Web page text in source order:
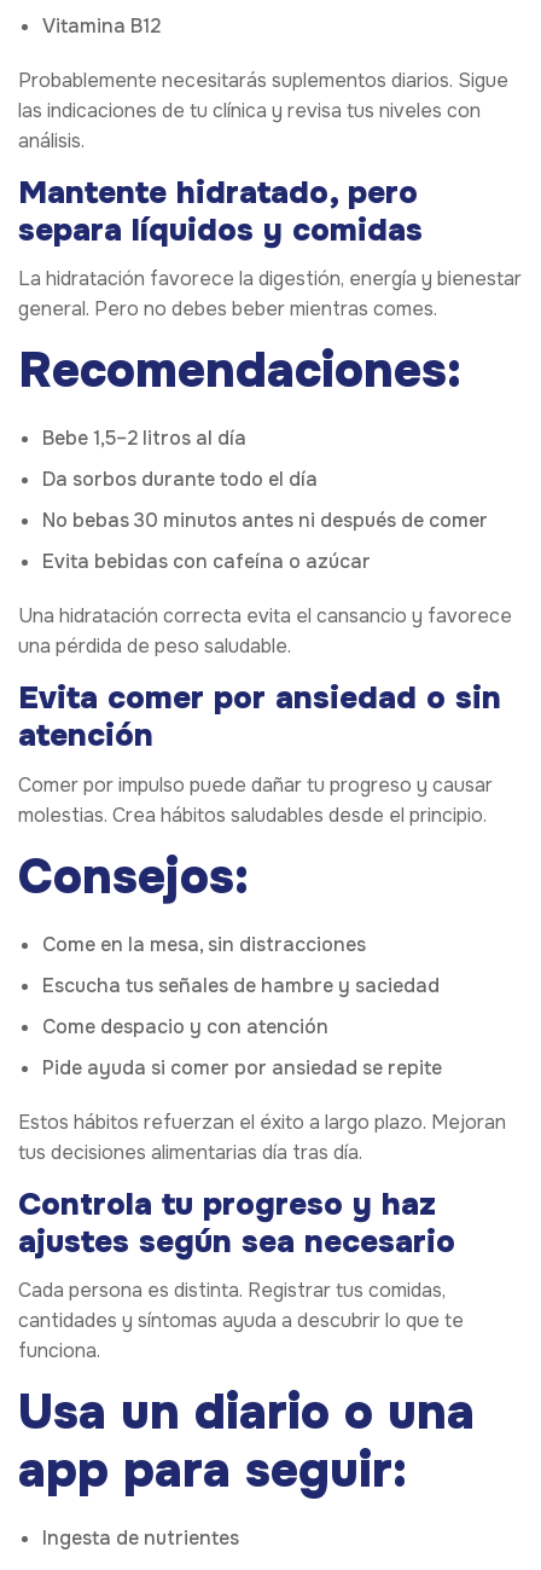
Vitamina B12
Probablemente necesitarás suplementos diarios. Sigue
las indicaciones de tu clínica y revisa tus niveles con
análisis.
Mantente hidratado, pero
separa líquidos y comidas
La hidratación favorece la digestión, energía y bienestar
general. Pero no debes beber mientras comes.
Recomendaciones:
Bebe 1,5–2 litros al día
Da sorbos durante todo el día
No bebas 30 minutos antes ni después de comer
Evita bebidas con cafeína o azúcar
Una hidratación correcta evita el cansancio y favorece
una pérdida de peso saludable.
Evita comer por ansiedad o sin
atención
Comer por impulso puede dañar tu progreso y causar
molestias. Crea hábitos saludables desde el principio.
Consejos:
Come en la mesa, sin distracciones
Escucha tus señales de hambre y saciedad
Come despacio y con atención
Pide ayuda si comer por ansiedad se repite
Estos hábitos refuerzan el éxito a largo plazo. Mejoran
tus decisiones alimentarias día tras día.
Controla tu progreso y haz
ajustes según sea necesario
Cada persona es distinta. Registrar tus comidas,
cantidades y síntomas ayuda a descubrir lo que te
funciona.
Usa un diario o una
app para seguir:
Ingesta de nutrientes